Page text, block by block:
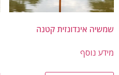
שמשיה אינדונזית קטנה
מידע נוסף